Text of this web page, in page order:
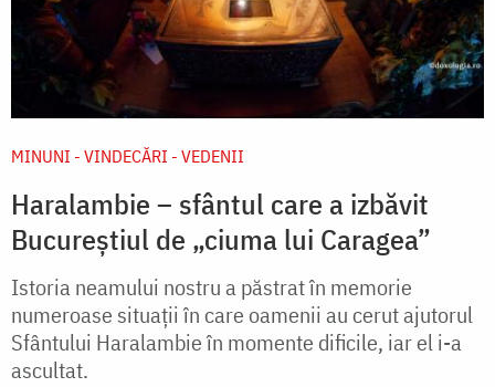
MINUNI - VINDECĂRI - VEDENII
Haralambie – sfântul care a izbăvit
Bucureștiul de „ciuma lui Caragea”
Istoria neamului nostru a păstrat în memorie
numeroase situații în care oamenii au cerut ajutorul
Sfântului Haralambie în momente dificile, iar el i-a
ascultat.